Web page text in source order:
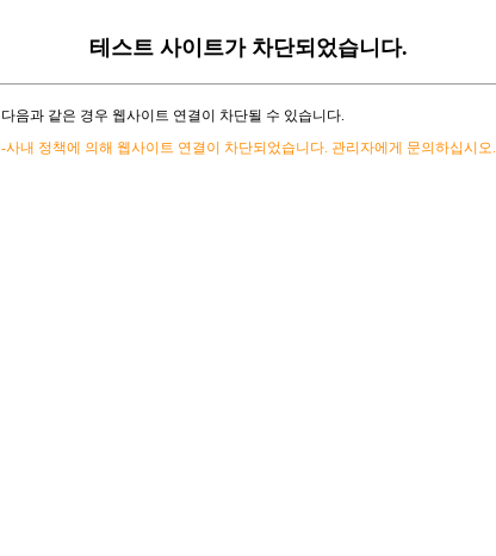
테스트 사이트가 차단되었습니다.
다음과 같은 경우 웹사이트 연결이 차단될 수 있습니다.
-사내 정책에 의해 웹사이트 연결이 차단되었습니다. 관리자에게 문의하십시오.